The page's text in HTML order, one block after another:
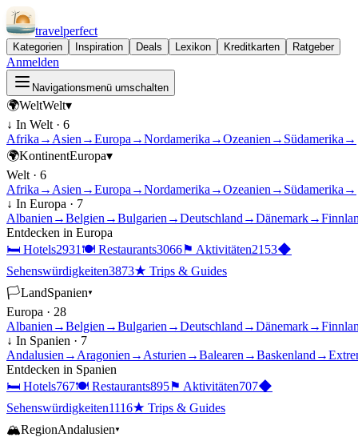
travelperfect
Kategorien Inspiration Deals Lexikon Kreditkarten Ratgeber
Anmelden
Navigationsmenü umschalten
🌍WeltWelt▾
↓ In Welt · 6
Afrika → Asien →Europa →Nordamerika →Ozeanien → Südamerika →
🌍KontinentEuropa▾
Welt · 6
Afrika → Asien →Europa →Nordamerika →Ozeanien → Südamerika →
↓ In Europa · 7
Albanien →Belgien →Bulgarien →Deutschland →Dänemark→
Entdecken in Europa
🛏 Hotels2931 🍽 Restaurants3066⚑ Aktivitäten2153◆
Sehenswürdigkeiten3873★ Trips & Guides
🏳LandSpanien▾
Europa · 28
Albanien →Belgien →Bulgarien →Deutschland →Dänemark→
↓ In Spanien · 7
Andalusien → Aragonien → Asturien →Balearen →Baskenland →
Entdecken in Spanien
🛏 Hotels767🍽 Restaurants895⚑ Aktivitäten707◆
Sehenswürdigkeiten1116★ Trips & Guides
🏔RegionAndalusien▾